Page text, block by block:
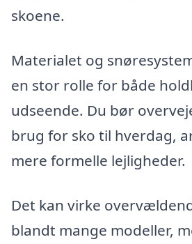
skoene.
Materialet og
en stor rolle for både
udseende. Du bør
brug for sko til hverdag,
mere formelle lejligheder.
Det kan virke
blandt mange modeller,